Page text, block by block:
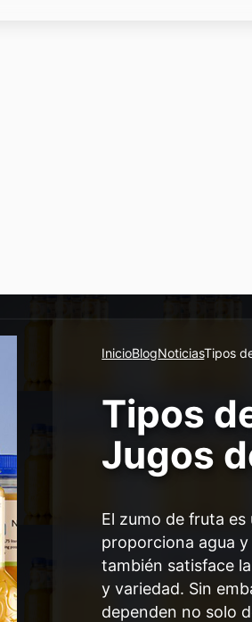
InicioBlogNoticiasTipos
Tipos
Jugos
El zumo de fruta
proporciona agua
también satisface
y variedad. Sin
dependen no solo